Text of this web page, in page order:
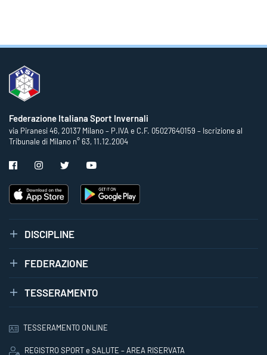
Federazione Italiana Sport Invernali
via Piranesi 46, 20137 Milano – P.IVA e C.F. 05027640159 – Iscrizione al
Tribunale di Milano n° 63, 11.12.2004
DISCIPLINE
FEDERAZIONE
TESSERAMENTO
TESSERAMENTO ONLINE
REGISTRO SPORT e SALUTE – AREA RISERVATA